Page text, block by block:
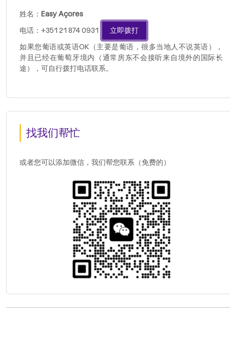
姓名： Easy Açores
电话：+351 21 874 0931
立即拨打
如果您葡语或英语OK（主要是葡语，很多当地人不说英语），
并且已经在葡萄牙境内（通常房东不会接听来自境外的国际长
途），可自行拨打电话联系。
找我们帮忙
或者您可以添加微信，我们帮您联系（免费的）